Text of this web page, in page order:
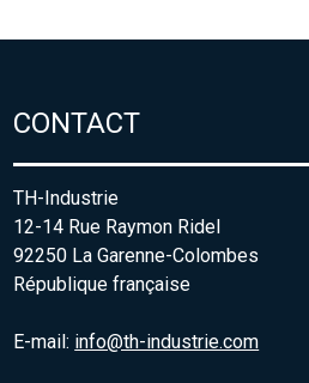
CONTACT
TH-Industrie
12-14 Rue Raymon Ridel
92250 La Garenne-Colombes
République française
E-mail: info@th-industrie.com